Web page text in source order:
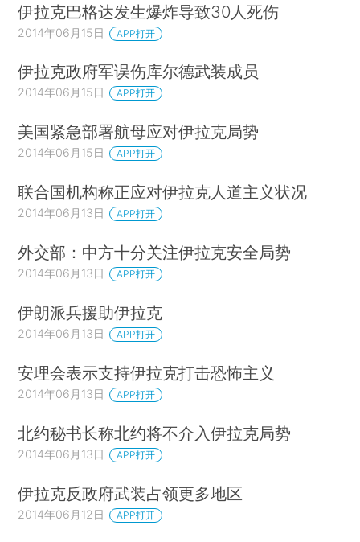
伊拉克巴格达发生爆炸导致30人死伤
2014年06月15日 APP打开
伊拉克政府军误伤库尔德武装成员
2014年06月15日 APP打开
美国紧急部署航母应对伊拉克局势
2014年06月15日 APP打开
联合国机构称正应对伊拉克人道主义状况
2014年06月13日 APP打开
外交部：中方十分关注伊拉克安全局势
2014年06月13日 APP打开
伊朗派兵援助伊拉克
2014年06月13日 APP打开
安理会表示支持伊拉克打击恐怖主义
2014年06月13日 APP打开
北约秘书长称北约将不介入伊拉克局势
2014年06月13日 APP打开
伊拉克反政府武装占领更多地区
2014年06月12日 APP打开